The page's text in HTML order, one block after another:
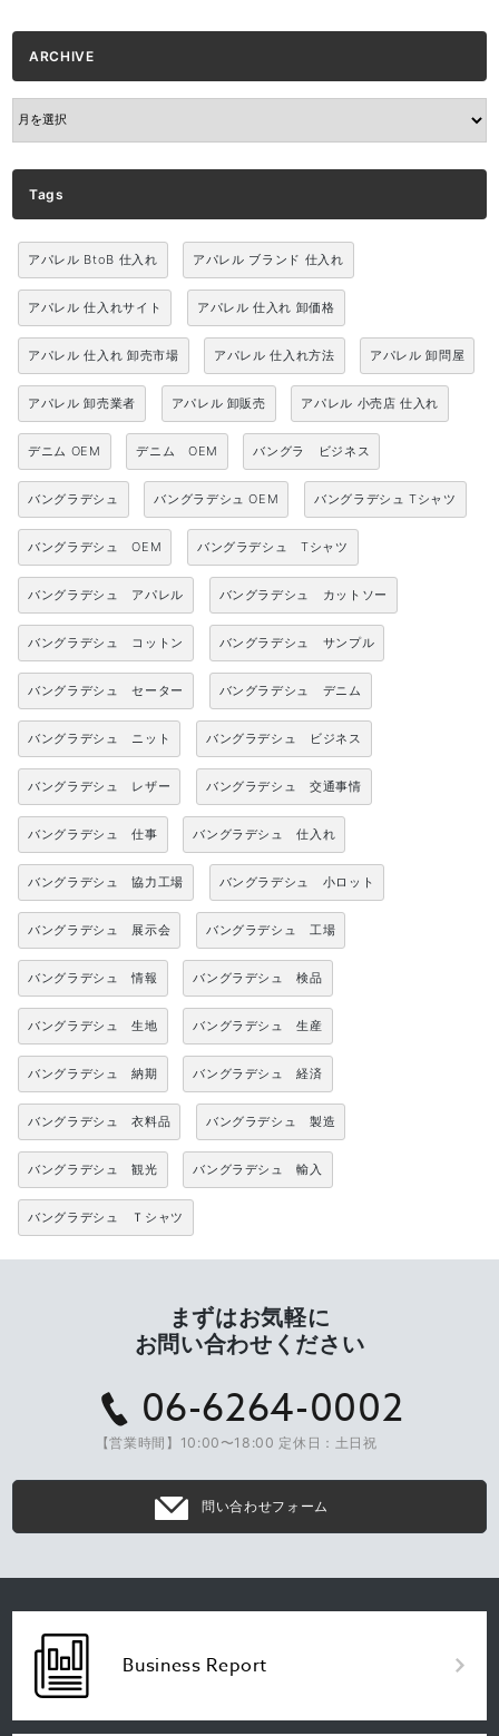
ARCHIVE
ARCHIVE
Tags
アパレル BtoB 仕入れ アパレル ブランド 仕入れ
アパレル 仕入れサイト アパレル 仕入れ 卸価格
アパレル 仕入れ 卸売市場 アパレル 仕入れ方法 アパレル 卸問屋
アパレル 卸売業者 アパレル 卸販売 アパレル 小売店 仕入れ
デニム OEM デニム OEM バングラ ビジネス
バングラデシュ バングラデシュ OEM バングラデシュ Tシャツ
バングラデシュ OEM バングラデシュ Tシャツ
バングラデシュ アパレル バングラデシュ カットソー
バングラデシュ コットン バングラデシュ サンプル
バングラデシュ セーター バングラデシュ デニム
バングラデシュ ニット バングラデシュ ビジネス
バングラデシュ レザー バングラデシュ 交通事情
バングラデシュ 仕事 バングラデシュ 仕入れ
バングラデシュ 協力工場 バングラデシュ 小ロット
バングラデシュ 展示会 バングラデシュ 工場
バングラデシュ 情報 バングラデシュ 検品
バングラデシュ 生地 バングラデシュ 生産
バングラデシュ 納期 バングラデシュ 経済
バングラデシュ 衣料品 バングラデシュ 製造
バングラデシュ 観光 バングラデシュ 輸入
バングラデシュ Ｔシャツ
まずはお気軽に
お問い合わせください
06-6264-0002
【営業時間】10:00〜18:00 定休日：土日祝
問い合わせフォーム
Business Report